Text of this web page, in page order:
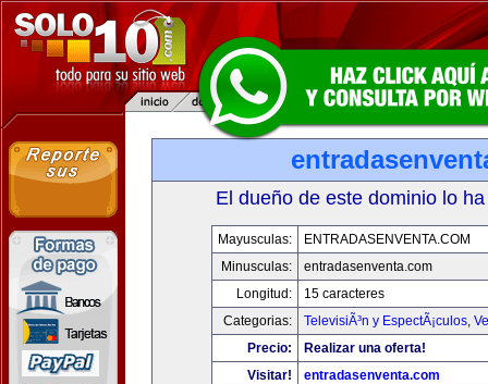
El dueño de este dominio lo
Mayusculas:
ENTRADASENVENTA.COM
Minusculas:
entradasenventa.com
Longitud:
15 caracteres
Categorias:
TelevisiÃ³n y EspectÃ¡culos,
Precio:
Realizar una oferta!
Visitar!
entradasenventa.com